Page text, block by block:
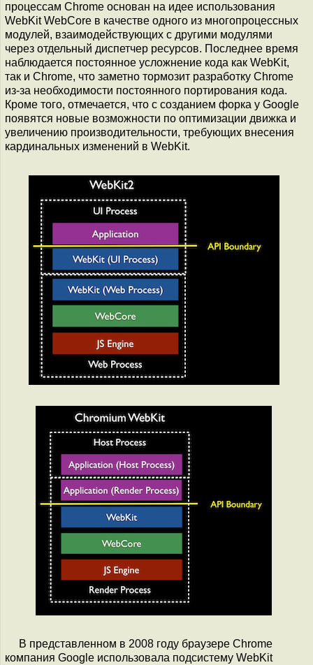
процессам Chrome основан на идее использования
WebKit WebCore в качестве одного из многопроцессных
модулей, взаимодействующих с другими модулями
через отдельный диспетчер ресурсов. Последнее время
наблюдается постоянное усложнение кода как WebKit,
так и Chromе, что заметно тормозит разработку Chromе
из-за необходимости постоянного портирования кода.
Кроме того, отмечается, что с созданием форка у Google
появятся новые возможности по оптимизации движка и
увеличению производительности, требующих внесения
кардинальных изменений в WebKit.
В представленном в 2008 году браузере Chrome
компания Google использовала подсистему WebKit